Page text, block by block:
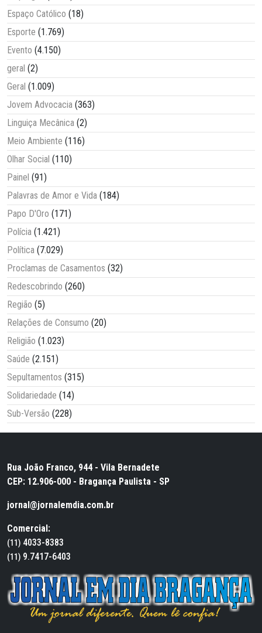
Espaço Católico (18)
Esporte (1.769)
Evento (4.150)
geral (2)
Geral (1.009)
Jovem Advocacia (363)
Linguiça Mecânica (2)
Meio Ambiente (116)
Olhar Social (110)
Painel (91)
Palavras de Amor e Vida (184)
Papo D'Oro (171)
Polícia (1.421)
Política (7.029)
Proclamas de Casamentos (32)
Redescobrindo (260)
Região (5)
Relações de Consumo (20)
Religião (1.023)
Saúde (2.151)
Sepultamentos (315)
Solidariedade (14)
Sub-Versão (228)
Rua João Franco, 944 - Vila Bernadete
CEP: 12.906-000 - Bragança Paulista - SP
jornal@jornalemdia.com.br
Comercial:
(11) 4033-8383
(11) 9.7417-6403